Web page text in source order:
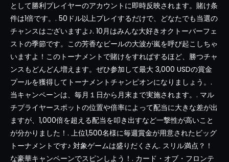
として勝利プレイヤーのアカウントに即時反映されます。賭け条
件は1倍です。. 50ドル以上プレイするだけで、どなたでも当選の
チャンスはございますよ♪. 10月はみんな大好きオクトーバーフェ
ストの季節です。この芳香なビールの大波が嵐を呼び起こしちゃ
いますよ！このトーナメントで賭けをすればするほど、勝つチャ
ンスもどんどん増えます。ぜひ参加して最大 3,000 USDの賞金
プールを獲得してトーナメントチャンピオンになりましょう。.
当キャンペーンは、毎月１日から月末まで実施されます。. マル
チプライヤースポットの位置や倍率によって配当に大きな差が出
ますが、1,000倍を超える配当を叩き出すなど一撃性が高いこと
が分かりました！. 上位1,500名様に毎週賞金が用意されたビッグ
トーナメントです♪ 対象ゲームは盛りだくさん. スリル満点？！
な豪華キャンペーンでスピンしよう！. カード・オブ・フロンテ